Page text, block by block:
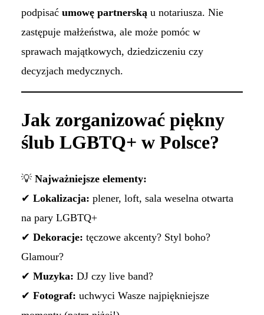
podpisać umowę partnerskąu notariusza. Nie
zastępuje małżeństwa, ale może pomóc w
sprawach majątkowych, dziedziczeniu czy
decyzjach medycznych.
Jak zorganizować piękny
ślub LGBTQ+ w Polsce?
💡 Najważniejsze elementy:
✔ Lokalizacja: plener, loft, sala weselna otwarta
na pary LGBTQ+
✔ Dekoracje: tęczowe akcenty? Styl boho?
Glamour?
✔ Muzyka: DJ czy live band?
✔ Fotograf: uchwyci Wasze najpiękniejsze